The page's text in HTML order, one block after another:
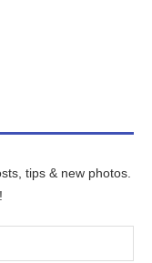
tips & new photos.